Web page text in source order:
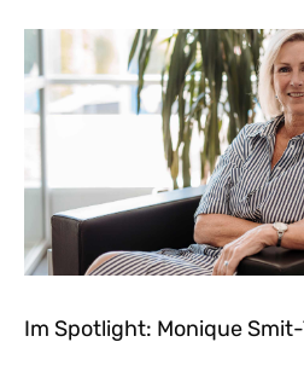
Im Spotlight: Monique